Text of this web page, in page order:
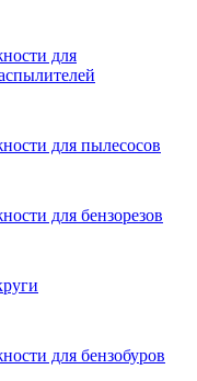
для
для пылесосов
для бензорезов
для бензобуров